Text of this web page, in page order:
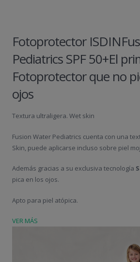
Fotoprotector
Pediatrics SPF 50+El
Fotoprotector que no
ojos
Textura ultraligera. Wet skin
Fusion Water Pediatrics cuenta con una
Skin, puede aplicarse incluso sobre piel
Además gracias a su exclusiva tecnología
pica en los ojos.
Apto para piel atópica.
VER MÁS